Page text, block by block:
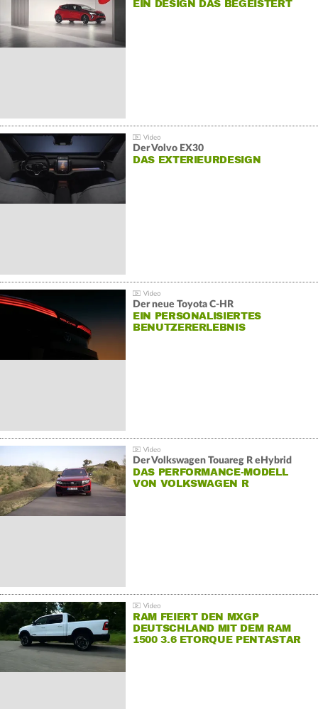
EIN DESIGN DAS BEGEISTERT
Der Volvo EX30
DAS EXTERIEURDESIGN
Der neue Toyota C-HR
EIN PERSONALISIERTES
BENUTZERERLEBNIS
Der Volkswagen Touareg R eHybrid
DAS PERFORMANCE-MODELL
VON VOLKSWAGEN R
RAM FEIERT DEN MXGP
DEUTSCHLAND MIT DEM RAM
1500 3.6 ETORQUE PENTASTAR